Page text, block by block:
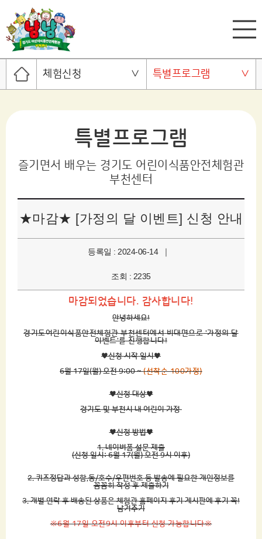
체험신청 특별프로그램
특별프로그램
즐기면서 배우는 경기도 어린이식품안전체험관
부천센터
★마감★ [가정의 달 이벤트] 신청 안내
등록일 : 2024-06-14 ｜
조회 : 2235
마감되었습니다. 감사합니다!
안녕하세요!
경기도어린이식품안전체험관 부천센터에서 비대면으로'가정의 달
이벤트'를 진행합니다!
♥신청 시작 일시 ♥
6월 17일(월) 오전 9:00 ~(선착순 100가정)
♥신청 대상 ♥
경기도 및 부천시 내 어린이 가정
♥신청 방법 ♥
1. 네이버폼 설문 제출
(신청 일시: 6월 17(월) 오전 9시 이후)
2. 퀴즈정답과 성함,동/호수/우편번호 등 발송에 필요한 개인정보를
꼼꼼히 작성 후 제출하기
3. 개별 연락 후 배송된 상품은 체험관 홈페이지 후기 게시판에 후기 꼭!
남겨주기
※6월 17일 오전9시 이후부터 신청 가능합니다※